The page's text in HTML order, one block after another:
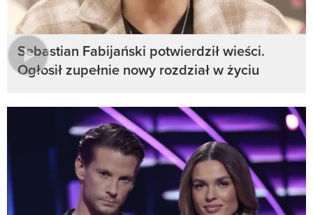
Sebastian Fabijański potwierdził wieści.
Ogłosił zupełnie nowy rozdział w życiu